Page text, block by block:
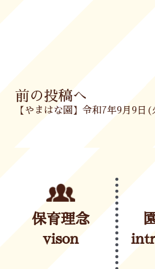
Prev
前の投稿へ
【やまはな園】令和7年9月9日(
保育理念
vison